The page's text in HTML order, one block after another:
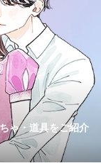
ゃ・道具をご紹介